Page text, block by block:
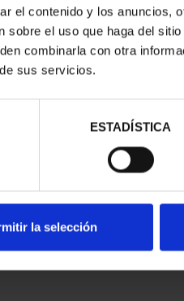
el contenido y los anuncios,
el uso que haga del
combinarla con otra
sus servicios.
ESTADÍSTICA
la selección
CAPITALES DE
PROVINCIA 2
949,00 €
para usuarios registrados